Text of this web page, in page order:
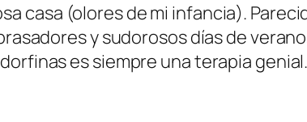
casa (olores de mi infancia).
y sudorosos días de
es siempre una terapia genial.